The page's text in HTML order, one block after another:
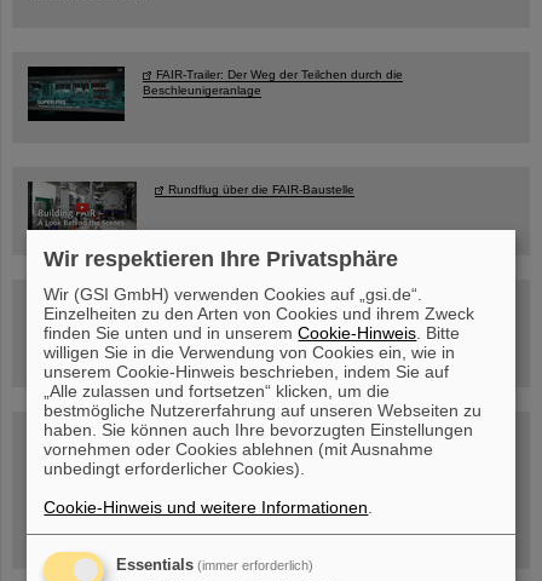
FAIR-Trailer: Der Weg der Teilchen durch die
Beschleunigeranlage
Rundflug über die FAIR-Baustelle
Besichtigung von GSI/FAIR –
jetzt Termin buchen!
Blog Beam On
Menschen ...hinter GSI und FAIR.
Wir respektieren Ihre Privatsphäre
Wir (GSI GmbH) verwenden Cookies auf „gsi.de“.
Einzelheiten zu den Arten von Cookies und ihrem Zweck
finden Sie unten und in unseremCookie-Hinweis . Bitte
willigen Sie in die Verwendung von Cookies ein, wie in
unserem Cookie-Hinweis beschrieben, indem Sie auf
„Alle zulassen und fortsetzen“ klicken, um die
bestmögliche Nutzererfahrung auf unseren Webseiten zu
haben. Sie können auch Ihre bevorzugten Einstellungen
vornehmen oder Cookies ablehnen (mit Ausnahme
unbedingt erforderlicher Cookies).
Cookie-Hinweis und weitere Informationen
Essentials (immer erforderlich)